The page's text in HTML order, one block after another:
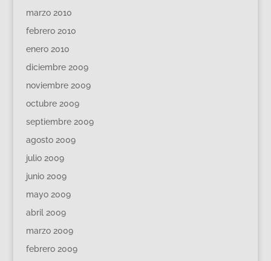
marzo 2010
febrero 2010
enero 2010
diciembre 2009
noviembre 2009
octubre 2009
septiembre 2009
agosto 2009
julio 2009
junio 2009
mayo 2009
abril 2009
marzo 2009
febrero 2009